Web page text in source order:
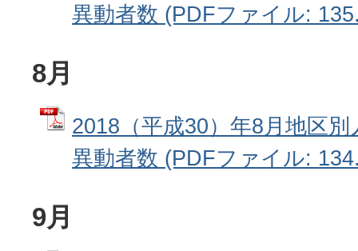
異動者数 (PDFファイル:
8月
2018（平成30）年8月地区
異動者数 (PDFファイル:
9月